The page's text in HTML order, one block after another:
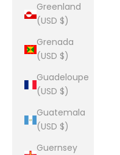
Greenland
(USD $)
Grenada
(USD $)
Guadeloupe
(USD $)
Guatemala
(USD $)
Guernsey